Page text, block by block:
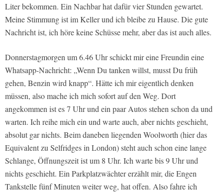
Liter bekommen. Ein Nachbar hat dafür vier Stunden gewartet.
Meine Stimmung ist im Keller und ich bleibe zu Hause. Die gute
Nachricht ist, ich höre keine Schüsse mehr, aber das ist auch alles.
Donnerstagmorgen um 6.46 Uhr schickt mir eine Freundin eine
Whatsapp-Nachricht: „Wenn Du tanken willst, musst Du früh
gehen, Benzin wird knapp“. Hätte ich mir eigentlich denken
müssen, also mache ich mich sofort auf den Weg. Dort
angekommen ist es 7 Uhr und ein paar Autos stehen schon da und
warten. Ich reihe mich ein und warte auch, aber nichts geschieht,
absolut gar nichts. Beim daneben liegenden Woolworth (hier das
Equivalent zu Selfridges in London) steht auch schon eine lange
Schlange, Öffnungszeit ist um 8 Uhr. Ich warte bis 9 Uhr und
nichts geschieht. Ein Parkplatzwächter erzählt mir, die Engen
Tankstelle fünf Minuten weiter weg, hat offen. Also fahre ich